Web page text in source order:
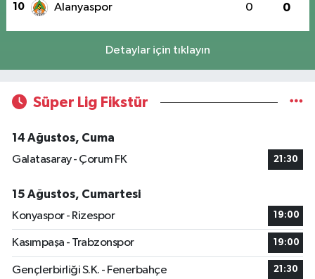
10 Alanyaspor 0 0
Detaylar için tıklayın
Süper Lig Fikstür
14 Ağustos, Cuma
Galatasaray - Çorum FK
21:30
15 Ağustos, Cumartesi
Konyaspor - Rizespor
19:00
Kasımpaşa - Trabzonspor 19:00
Gençlerbirliği S.K. - Fenerbahçe 21:30